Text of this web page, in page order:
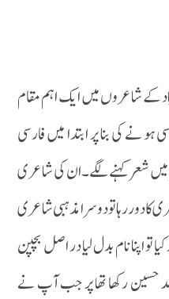
کے شاعروں میں ایک اہم مقام
نے کی بنا پر ابتدا میں فارسی
شعر کہنے لگے۔ ان کی شاعری
دور رہا تو دوسرا مذہبی شاعری
کیا تو اپنا نام بدل لیا در اصل بچپن
حسین رکھا تھا پر جب آپ نے